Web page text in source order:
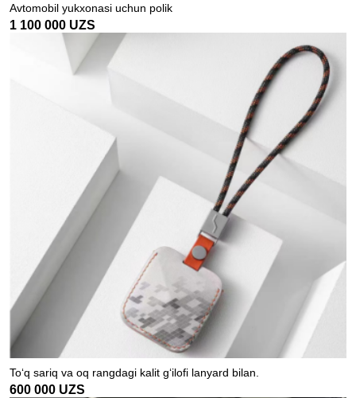
Avtomobil yukxonasi uchun polik
1 100 000 UZS
To‘q sariq va oq rangdagi kalit g‘ilofi lanyard bilan.
600 000 UZS